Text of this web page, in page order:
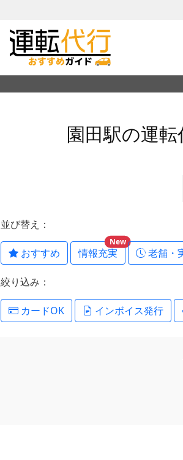
園田駅の運
並び替え：
おすすめ 情報充実
New
老舗・
絞り込み：
カードOK インボイス発行